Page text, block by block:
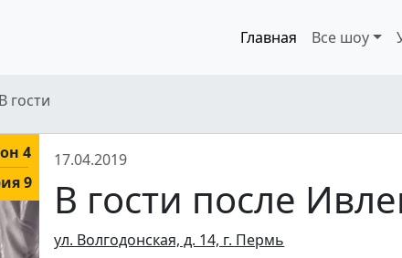
Главная Все шоу
В гости
4
9
17.04.2019
В гости после
ул. Волгодонская, д. 14, г. Пермь